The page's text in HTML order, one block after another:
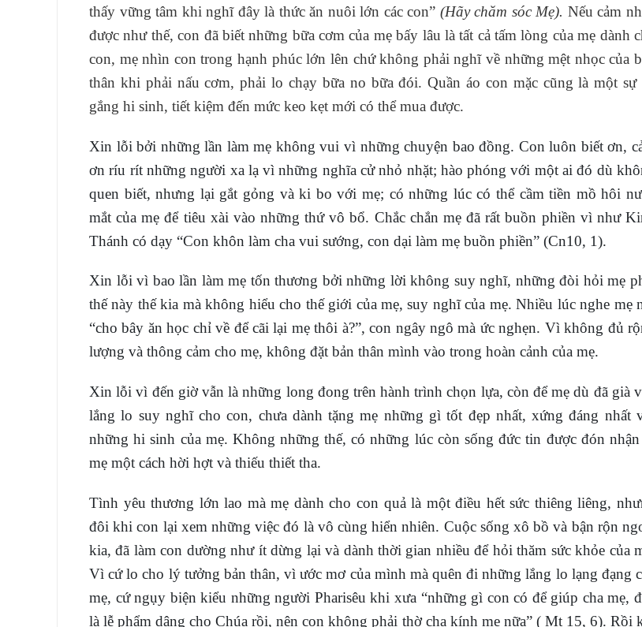
thấy vững tâm khi nghĩ đây là thức ăn nuôi lớn các con” (Hãy chăm sóc Mẹ). Nếu cảm
được như thế, con đã biết những bữa cơm của mẹ bấy lâu là tất cả tấm lòng của mẹ dành
con, mẹ nhìn con trong hạnh phúc lớn lên chứ không phải nghĩ về những mệt nhọc của
thân khi phải nấu cơm, phải lo chạy bữa no bữa đói. Quần áo con mặc cũng là một sự
gắng hi sinh, tiết kiệm đến mức keo kẹt mới có thể mua được.
Xin lỗi bởi những lần làm mẹ không vui vì những chuyện bao đồng. Con luôn biết ơn,
ơn ríu rít những người xa lạ vì những nghĩa cử nhỏ nhặt; hào phóng với một ai đó dù
quen biết, nhưng lại gắt gỏng và ki bo với mẹ; có những lúc có thể cầm tiền mồ hôi
mắt của mẹ để tiêu xài vào những thứ vô bổ. Chắc chắn mẹ đã rất buồn phiền vì như
Thánh có dạy “Con khôn làm cha vui sướng, con dại làm mẹ buồn phiền” (Cn10, 1).
Xin lỗi vì bao lần làm mẹ tốn thương bởi những lời không suy nghĩ, những đòi hỏi mẹ
thế này thế kia mà không hiểu cho thế giới của mẹ, suy nghĩ của mẹ. Nhiều lúc nghe mẹ
“cho bây ăn học chỉ về để cãi lại mẹ thôi à?”, con ngây ngô mà ức nghẹn. Vì không đủ
lượng và thông cảm cho mẹ, không đặt bản thân mình vào trong hoàn cảnh của mẹ.
Xin lỗi vì đến giờ vẫn là những long đong trên hành trình chọn lựa, còn để mẹ dù đã già
lắng lo suy nghĩ cho con, chưa dành tặng mẹ những gì tốt đẹp nhất, xứng đáng nhất
những hi sinh của mẹ. Không những thế, có những lúc còn sống đức tin được đón
mẹ một cách hời hợt và thiếu thiết tha.
Tình yêu thương lớn lao mà mẹ dành cho con quả là một điều hết sức thiêng liêng,
đôi khi con lại xem những việc đó là vô cùng hiển nhiên. Cuộc sống xô bồ và bận rộn
kia, đã làm con dường như ít dừng lại và dành thời gian nhiều để hỏi thăm sức khỏe của
Vì cứ lo cho lý tưởng bản thân, vì ước mơ của mình mà quên đi những lắng lo lạng đạng
mẹ, cứ ngụy biện kiểu những người Pharisêu khi xưa “những gì con có để giúp cha mẹ,
là lễ phẩm dâng cho Chúa rồi, nên con không phải thờ cha kính mẹ nữa” ( Mt 15, 6). Rồi